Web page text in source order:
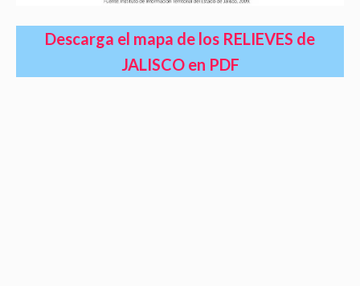
Descarga el mapa de los RELIEVES de
JALISCO en PDF